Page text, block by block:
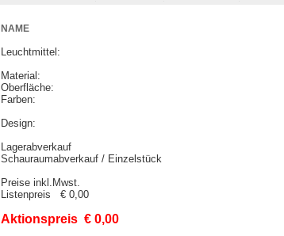
NAME
Leuchtmittel:
Material:
Oberfläche:
Farben:
Design:
Lagerabverkauf
Schauraumabverkauf / Einzelstück
Preise inkl.Mwst.
Listenpreis € 0,00
Aktionspreis € 0,00